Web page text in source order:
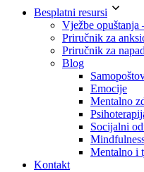
Besplatni resursi
Vježbe
Priručnik za
Priručnik za
Blog
Emocije
Mentalno
Socijalni
Mentalno i
Kontakt